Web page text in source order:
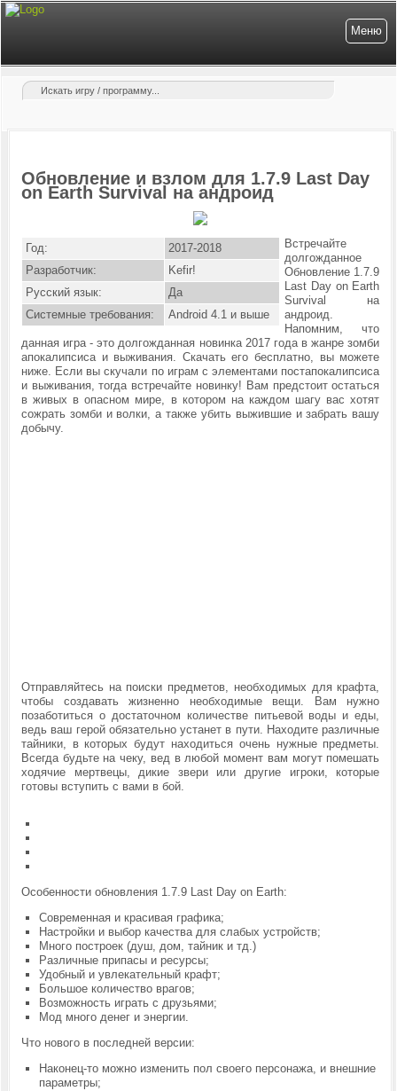
Меню
Обновление и взлом для 1.7.9 Last Day
on Earth Survival на андроид
Год:
2017-2018
Разработчик:
Kefir!
Русский язык:
Да
Системные требования:
Android 4.1 и выше
Встречайте
долгожданное
Обновление 1.7.9
Last Day on Earth
Survival на
андроид.
Напомним, что
данная игра - это долгожданная новинка 2017 года в жанре зомби
апокалипсиса и выживания. Скачать его бесплатно, вы можете
ниже. Если вы скучали по играм с элементами постапокалипсиса
и выживания, тогда встречайте новинку! Вам предстоит остаться
в живых в опасном мире, в котором на каждом шагу вас хотят
сожрать зомби и волки, а также убить выжившие и забрать вашу
добычу.
Отправляйтесь на поиски предметов, необходимых для крафта,
чтобы создавать жизненно необходимые вещи. Вам нужно
позаботиться о достаточном количестве питьевой воды и еды,
ведь ваш герой обязательно устанет в пути. Находите различные
тайники, в которых будут находиться очень нужные предметы.
Всегда будьте на чеку, вед в любой момент вам могут помешать
ходячие мертвецы, дикие звери или другие игроки, которые
готовы вступить с вами в бой.
Особенности обновления 1.7.9 Last Day on Earth:
Современная и красивая графика;
Настройки и выбор качества для слабых устройств;
Много построек (душ, дом, тайник и тд.)
Различные припасы и ресурсы;
Удобный и увлекательный крафт;
Большое количество врагов;
Возможность играть с друзьями;
Мод много денег и энергии.
Что нового в последней версии:
Наконец-то можно изменить пол своего персонажа, и внешние
параметры;